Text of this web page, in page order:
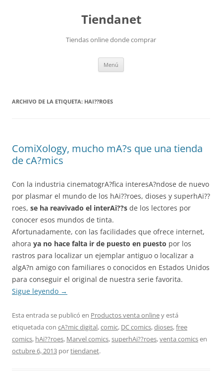
Tiendanet
Tiendas online donde comprar
Menú
ARCHIVO DE LA ETIQUETA: HAI??ROES
ComiXology, mucho mA?s que una tienda
de cA?mics
Con la industria cinematogrA?fica interesA?ndose de nuevo
por plasmar el mundo de los hAi??roes, dioses y superhAi??
roes, se ha reavivado el interAi??s de los lectores por
conocer esos mundos de tinta.
Afortunadamente, con las facilidades que ofrece internet,
ahora ya no hace falta ir de puesto en puesto por los
rastros para localizar un ejemplar antiguo o localizar a
algA?n amigo con familiares o conocidos en Estados Unidos
para conseguir el original de nuestra serie favorita.
Sigue leyendo →
Esta entrada se publicó en Productos venta onliney está
etiquetada con cA?mic digital,comic, DC comics,dioses,free
comics, hAi??roes, Marvel comics,superhAi??roes,venta comicsen
octubre 6, 2013 portiendanet.